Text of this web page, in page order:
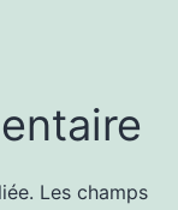
Les champs